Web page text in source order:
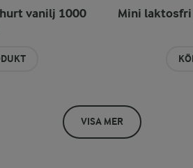
vanilj 1000
Mini
VISA MER